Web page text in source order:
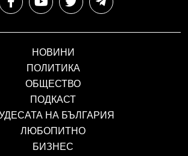
НОВИНИ
ПОЛИТИКА
ОБЩЕСТВО
ПОДКАСТ
НА БЪЛГАРИЯ
ЛЮБОПИТНО
БИЗНЕС